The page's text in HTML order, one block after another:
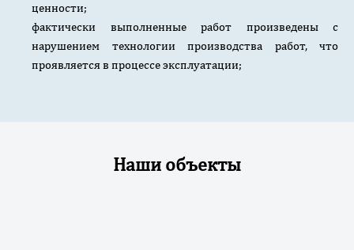
ценности;
фактически выполненные работ произведены с
нарушением технологии производства работ, что
проявляется в процессе эксплуатации;
Наши объекты